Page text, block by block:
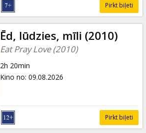
Pirkt biļeti
Ēd, lūdzies, mīli (2010)
Eat Pray Love (2010)
2h 20min
Kino no: 09.08.2026
Pirkt biļeti